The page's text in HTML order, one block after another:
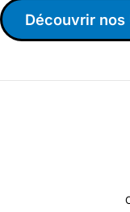
Découvrir nos